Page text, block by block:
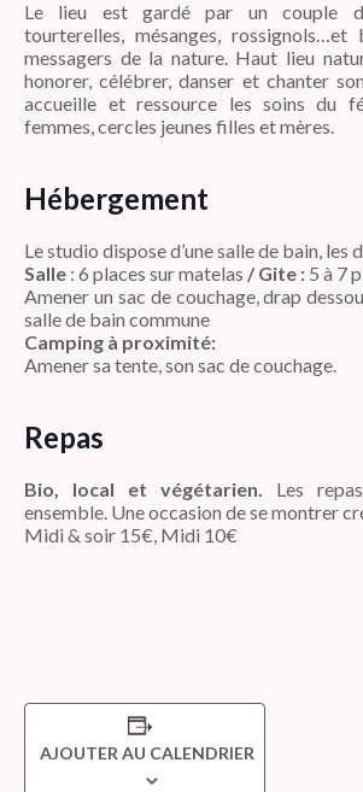
Le lieu est gardé par un couple
tourterelles, mésanges, rossignols…et
messagers de la nature. Haut lieu
honorer, célébrer, danser et chanter
accueille et ressource les soins du
femmes, cercles jeunes filles et mères.
Hébergement
Le studio dispose d’une salle de bain, les
Salle : 6 places sur matelas / Gite : 5 à 7
Amener un sac de couchage, drap
salle de bain commune
Camping à proximité:
Amener sa tente, son sac de couchage.
Repas
Bio, local et végétarien. Les
ensemble. Une occasion de se montrer
Midi & soir 15€, Midi 10€
AJOUTER AU CALENDRIER